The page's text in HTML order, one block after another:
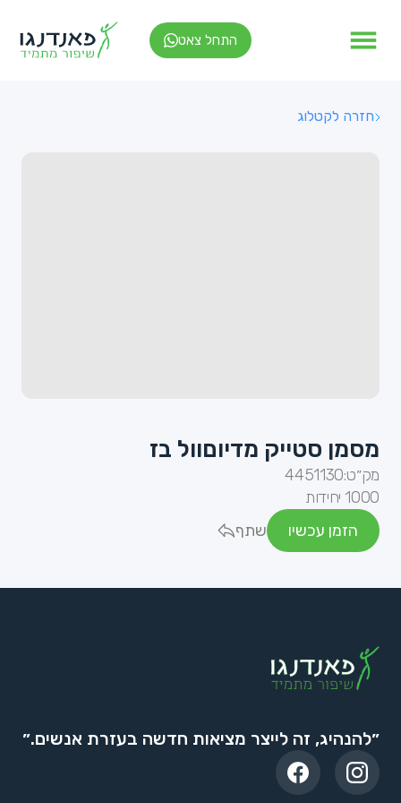
התחל צאט
חזרה לקטלוג
מסמן סטייק מדיוםוול בז
מק״ט:4451130
1000 יחידות
הזמן עכשיו
שתף
״להנהיג, זה לייצר מציאות חדשה בעזרת אנשים.״